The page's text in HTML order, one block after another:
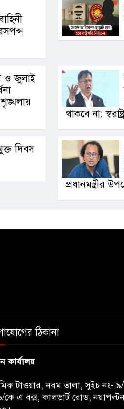
ও জুলাই
থাকবে না:
দিবস
প্রধানমন্ত্রীর
ঠিকানা
কার্যালয়
টাওয়ার, নবম তালা, সুইচ নং- ৯/
কে এ বক্স, কালভার্ট রোড,